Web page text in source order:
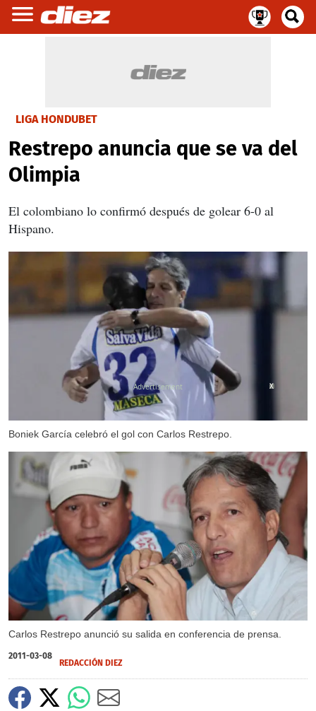
LIGA HONDUBET
Restrepo anuncia que se va del
Olimpia
El colombiano lo confirmó después de golear 6-0 al
Hispano.
Boniek García celebró el gol con Carlos Restrepo.
Carlos Restrepo anunció su salida en conferencia de prensa.
X
2011-03-08
REDACCIÓN DIEZ